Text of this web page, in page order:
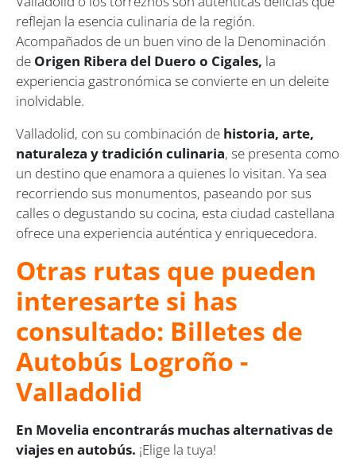
reflejan la esencia culinaria de la región.
Acompañados de un buen vino de la Denominación
de Origen Ribera del Duero o Cigales, la
experiencia gastronómica se convierte en un deleite
inolvidable.
Valladolid, con su combinación de historia, arte,
naturaleza y tradición culinaria, se presenta como
un destino que enamora a quienes lo visitan. Ya sea
recorriendo sus monumentos, paseando por sus
calles o degustando su cocina, esta ciudad castellana
ofrece una experiencia auténtica y enriquecedora.
Otras rutas que pueden
interesarte si has
consultado: Billetes de
Autobús Logroño -
Valladolid
En Movelia encontrarás muchas alternativas de
viajes en autobús. ¡Elige la tuya!